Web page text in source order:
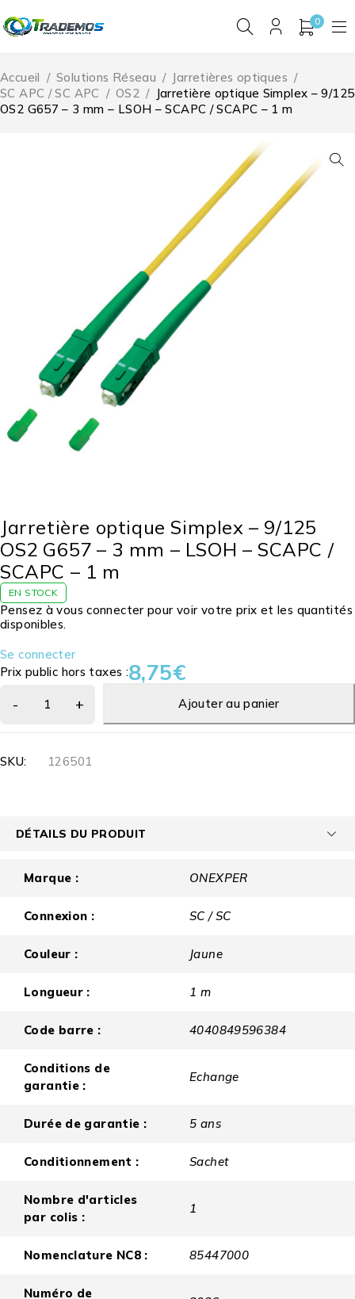
0
Accueil / Solutions Réseau / Jarretières optiques /
SC APC / SC APC / OS2 / Jarretière optique Simplex – 9/125
OS2 G657 – 3 mm – LSOH – SCAPC / SCAPC – 1 m
Jarretière optique Simplex – 9/125
OS2 G657 – 3 mm – LSOH – SCAPC /
SCAPC – 1 m
EN STOCK
Pensez à vous connecter pour voir votre prix et les quantités
disponibles.
Se connecter
Prix public hors taxes :8,75€
Ajouter au panier
SKU: 126501
DÉTAILS DU PRODUIT
Marque : ONEXPER
Connexion : SC / SC
Couleur : Jaune
Longueur : 1 m
Code barre : 4040849596384
Conditions de
garantie :
Echange
Durée de garantie : 5 ans
Conditionnement : Sachet
Nombre d'articles
par colis :
1
Nomenclature NC8 : 85447000
Numéro de